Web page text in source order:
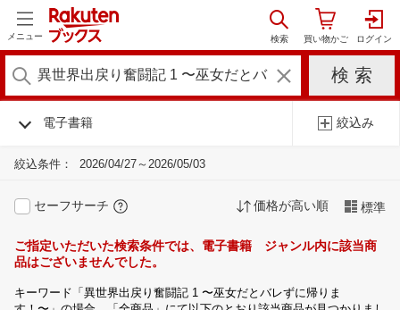
メニュー
電子書籍 絞込み
絞込条件： 2026/04/27～2026/05/03
セーフサーチ 価格が高い順 標準
ご指定いただいた検索条件では、電子書籍 ジャンル内に該当商
品はございませんでした。
キーワード「異世界出戻り奮闘記 1 〜巫女だとバレずに帰りま